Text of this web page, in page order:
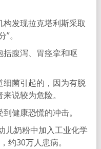
发现拉克塔利斯采取
。
腹泻、胃痉挛和呕
菌引起的，因为有脱
说较为危险。
健康恐慌的冲击。
儿奶粉中加入工业化学
约30万人患病。